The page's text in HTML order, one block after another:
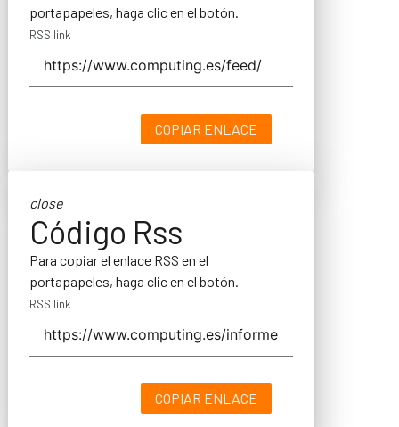
portapapeles, haga clic en el botón.
RSS link
COPIAR ENLACE
close
Código Rss
Para copiar el enlace RSS en el
portapapeles, haga clic en el botón.
RSS link
COPIAR ENLACE